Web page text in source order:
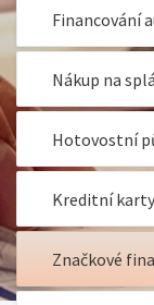
Financování
Nákup na
Hotovostní
Kreditní karty
Značkové